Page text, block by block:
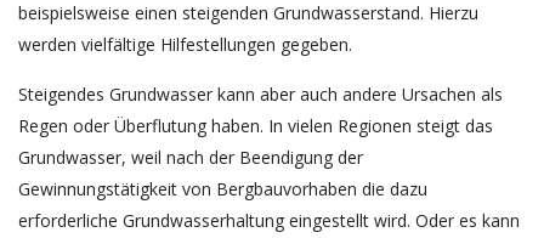
beispielsweise einen steigenden Grundwasserstand. Hierzu
werden vielfältige Hilfestellungen gegeben.
Steigendes Grundwasser kann aber auch andere Ursachen als
Regen oder Überflutung haben. In vielen Regionen steigt das
Grundwasser, weil nach der Beendigung der
Gewinnungstätigkeit von Bergbauvorhaben die dazu
erforderliche Grundwasserhaltung eingestellt wird. Oder es kann